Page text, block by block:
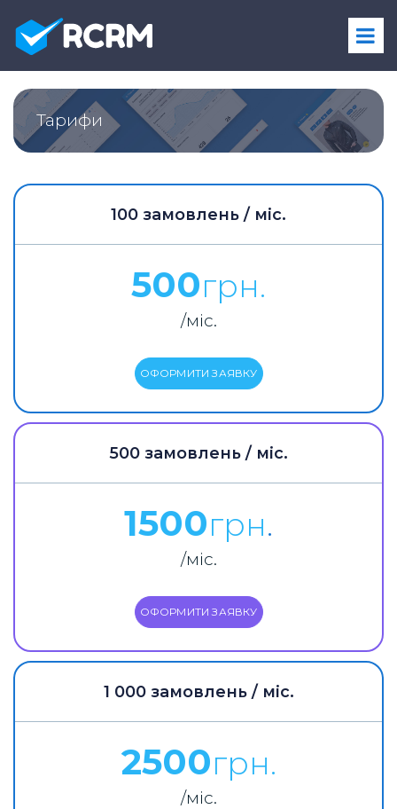
Тарифи
100 замовлень / міс.
500грн.
/міс.
ОФОРМИТИ ЗАЯВКУ
500 замовлень / міс.
1500грн.
/міс.
ОФОРМИТИ ЗАЯВКУ
1 000 замовлень / міс.
2500грн.
/міс.